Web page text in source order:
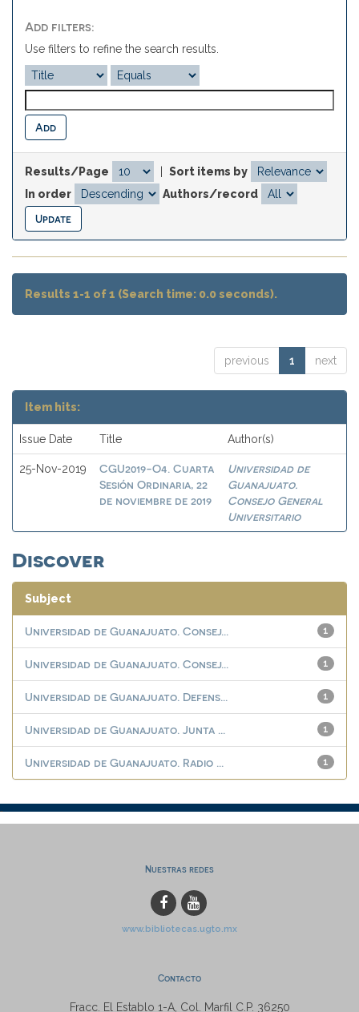
Add filters:
Use filters to refine the search results.
Results/Page
Sort items by
In order
Authors/record
Results 1-1 of 1 (Search time: 0.0 seconds).
previous 1 next
Item hits:
Issue Date Title Author(s)
25-Nov-2019
CGU2019-O4. Cuarta
Sesión Ordinaria, 22
de noviembre de 2019
Universidad de
Guanajuato.
Consejo General
Universitario
Discover
Subject
1
Universidad de Guanajuato. Consej...
1
Universidad de Guanajuato. Consej...
1
Universidad de Guanajuato. Defens...
1
Universidad de Guanajuato. Junta ...
1
Universidad de Guanajuato. Radio ...
Nuestras redes
www.bibliotecas.ugto.mx
Contacto
Fracc. El Establo 1-A, Col. Marfil C.P. 36250